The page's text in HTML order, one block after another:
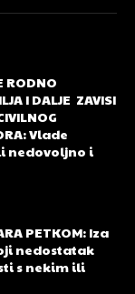
RODNO
I DALJE ZAVISI
Vlade
nedovoljno i
PETKOM: Iza
nedostatak
s nekim ili